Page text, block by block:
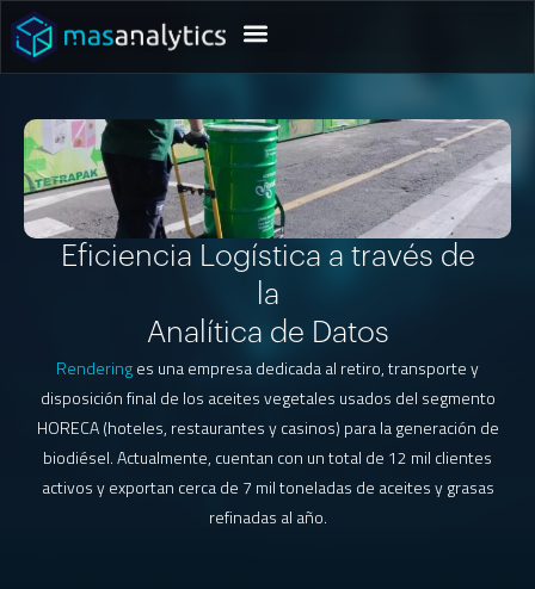
Eficiencia Logística a través de
la
Analítica de Datos
Renderinges una empresa dedicada al retiro, transporte y
disposición final de los aceites vegetales usados del segmento
HORECA (hoteles, restaurantes y casinos) para la generación de
biodiésel. Actualmente, cuentan con un total de 12 mil clientes
activos y exportan cerca de 7 mil toneladas de aceites y grasas
refinadas al año.